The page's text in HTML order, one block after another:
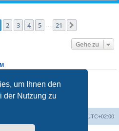
um Ihnen den
der Nutzung zu
1von 21
2 3 4 5 21
Gehe zu
Forum erstellen.
nicht ändern.
nichtlöschen.
UTC+02:00